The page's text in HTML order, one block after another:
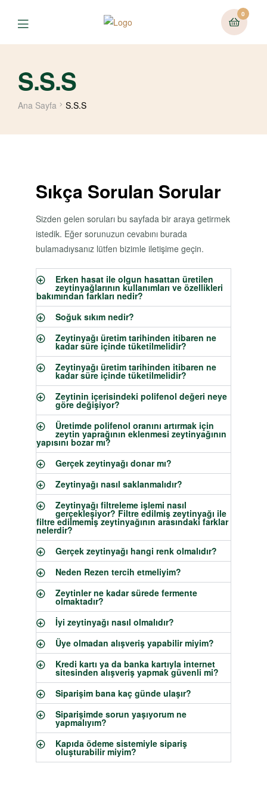
0
Menu
S.S.S
Ana Sayfa S.S.S
Sıkça Sorulan Sorular
Sizden gelen soruları bu sayfada bir araya getirmek
istedik. Eğer sorunuzun cevabını burada
bulamadıysanız lütfen bizimle iletişime geçin.
Erken hasat ile olgun hasattan üretilen
zeytinyağlarının kullanımları ve özellikleri
bakımından farkları nedir?
Soğuk sıkım nedir?
Zeytinyağı üretim tarihinden itibaren ne
kadar süre içinde tüketilmelidir?
Zeytinyağı üretim tarihinden itibaren ne
kadar süre içinde tüketilmelidir?
Zeytinin içerisindeki polifenol değeri neye
göre değişiyor?
Üretimde polifenol oranını artırmak için
zeytin yaprağının eklenmesi zeytinyağının
yapısını bozar mı?
Gerçek zeytinyağı donar mı?
Zeytinyağı nasıl saklanmalıdır?
Zeytinyağı filtreleme işlemi nasıl
gerçekleşiyor? Filtre edilmiş zeytinyağı ile
filtre edilmemiş zeytinyağının arasındaki farklar
nelerdir?
Gerçek zeytinyağı hangi renk olmalıdır?
Neden Rezen tercih etmeliyim?
Zeytinler ne kadar sürede fermente
olmaktadır?
İyi zeytinyağı nasıl olmalıdır?
Üye olmadan alışveriş yapabilir miyim?
Kredi kartı ya da banka kartıyla internet
sitesinden alışveriş yapmak güvenli mi?
Siparişim bana kaç günde ulaşır?
Siparişimde sorun yaşıyorum ne
yapmalıyım?
Kapıda ödeme sistemiyle sipariş
oluşturabilir miyim?